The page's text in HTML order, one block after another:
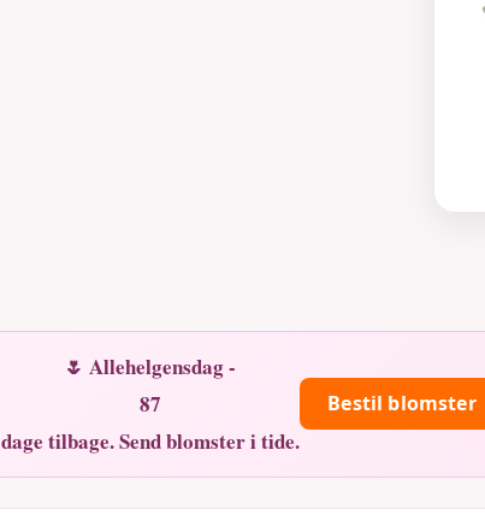
🌷 Allehelgensdag -
87
dage tilbage. Send blomster i tide.
Bestil blomster